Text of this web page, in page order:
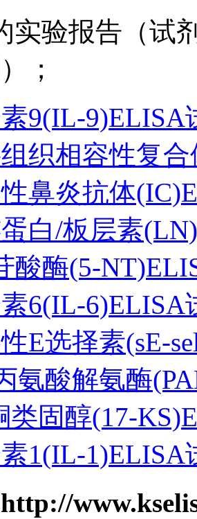
实验报告（试
；
9(IL-9)ELISA
织相容性复
鼻炎抗体
白/板层素
酸酶(5-
6(IL-6)ELISA
E选择素(sE-
氨酸解氨酶
类固醇(17-
1(IL-1)ELISA
http://